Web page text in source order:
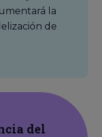
la
de
del